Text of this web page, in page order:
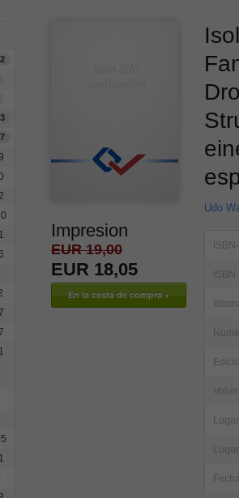
Impresion
EUR 19,00
EUR 18,05
Udo